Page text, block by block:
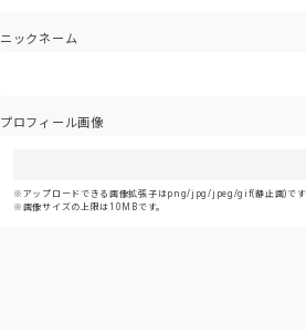
ニックネーム
プロフィール画像
アップロードできる画像拡張子はpng/jpg/jpeg/gif(静止画)です
画像サイズの上限は10MBです。